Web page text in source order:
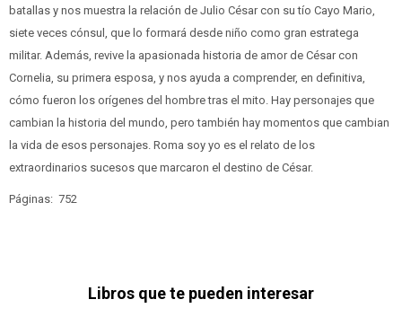
batallas y nos muestra la relación de Julio César con su tío Cayo Mario,
siete veces cónsul, que lo formará desde niño como gran estratega
militar. Además, revive la apasionada historia de amor de César con
Cornelia, su primera esposa, y nos ayuda a comprender, en definitiva,
cómo fueron los orígenes del hombre tras el mito. Hay personajes que
cambian la historia del mundo, pero también hay momentos que cambian
la vida de esos personajes. Roma soy yo es el relato de los
extraordinarios sucesos que marcaron el destino de César.
Páginas: 752
Libros que te pueden interesar